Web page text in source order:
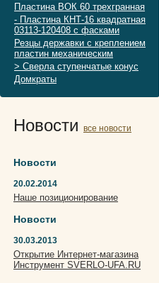
Пластина ВОК 60 трехгранная
- Пластина КНТ-16 квадратная
03113-120408 с фасками
Резцы державки с креплением
пластин механическим
> Сверла ступенчатые конус
Домкраты
Новости все новости
Новости
20.02.2014
Наше позиционирование
Новости
30.03.2013
Открытие Интернет-магазина
Инструмент SVERLO-UFA.RU